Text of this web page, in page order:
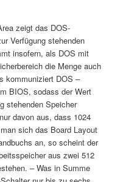
zeigt das DOS-
Verfügung stehenden
insofern, als DOS mit
die Menge auch
kommuniziert DOS –
BIOS, sodass der Wert
stehenden Speicher
davon aus, dass 1024
sich das Board Layout
an, so scheint der
aus zwei 512
– Was in Summe